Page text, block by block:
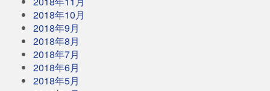
2018年10月
2018年9月
2018年8月
2018年7月
2018年6月
2018年5月